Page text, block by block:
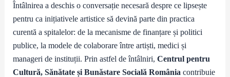
Întâlnirea a deschis o conversație necesară despre ce lipsește
pentru ca inițiativele artistice să devină parte din practica
curentă a spitalelor: de la mecanisme de finanțare și politici
publice, la modele de colaborare între artiști, medici și
manageri de instituții. Prin astfel de întâlniri, Centrul pentru
Cultură, Sănătate și Bunăstare Socială România contribuie